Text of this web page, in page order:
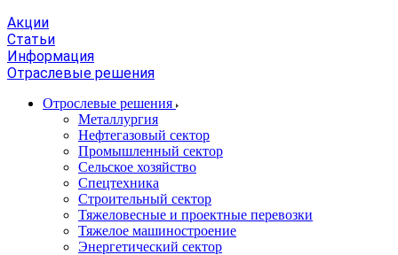
Акции
Статьи
Информация
Отраслевые решения
Отрослевые решения
Металлургия
Нефтегазовый сектор
Промышленный сектор
Сельское хозяйство
Спецтехника
Строительный сектор
Тяжеловесные и проектные перевозки
Тяжелое машиностроение
Энергетический сектор